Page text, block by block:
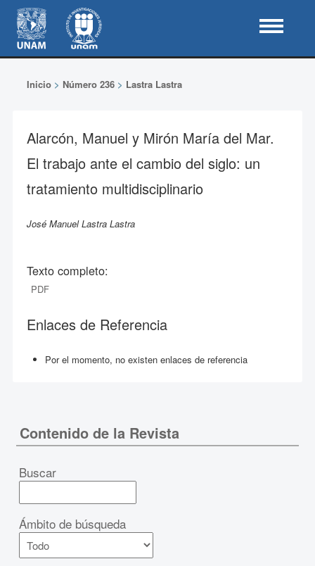
Inicio> Número 236> Lastra Lastra
Alarcón, Manuel y Mirón María del Mar.
El trabajo ante el cambio del siglo: un
tratamiento multidisciplinario
José Manuel Lastra Lastra
Texto completo:
PDF
Enlaces de Referencia
Por el momento, no existen enlaces de referencia
Contenido de la Revista
Buscar
Ámbito de búsqueda